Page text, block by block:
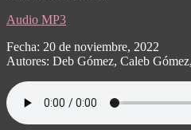
Audio MP3
Fecha: 20 de noviembre, 2022
Autores: Deb Gómez, Caleb